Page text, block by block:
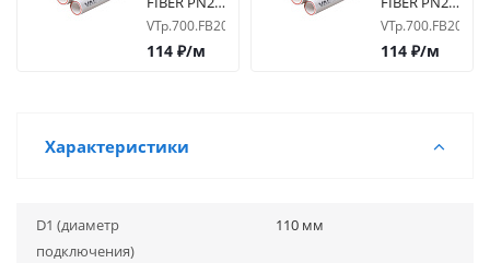
Армированная
СТЕКЛОВОЛОКНОМ
D20
VTp.700.FB20.20
114 ₽/м
по 2м
Армированная
114 ₽/м
Характеристики
D1 (диаметр
подключения)
110 мм